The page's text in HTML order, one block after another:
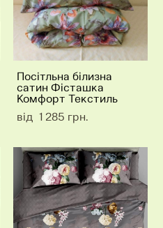
Посітльна білизна
сатин Фісташка
Комфорт Текстиль
від 1 285 грн.